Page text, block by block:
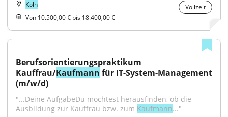
Köln
Vollzeit
Von 10.500,00 € bis 18.400,00 €
Berufsorientierungspraktikum
Kauffrau/Kaufmann für IT-System-Management
(m/w/d)
"...Deine AufgabeDu möchtest herausfinden, ob die
Ausbildung zur Kauffrau bzw. zum Kaufmann..."